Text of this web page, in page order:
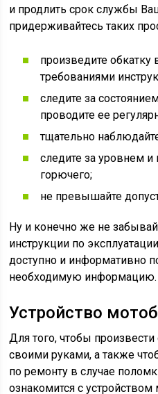
и продлить срок службы
придерживайтесь таких
произведите обкатку
требованиями
следите за
проводите ее
тщательно
следите за уровнем и
горючего;
не превышайте
Ну и конечно же не
инструкции по
доступно и информативно
необходимую информацию.
Устройство
Для того, чтобы
своими руками, а также
по ремонту в случае
ознакомится с